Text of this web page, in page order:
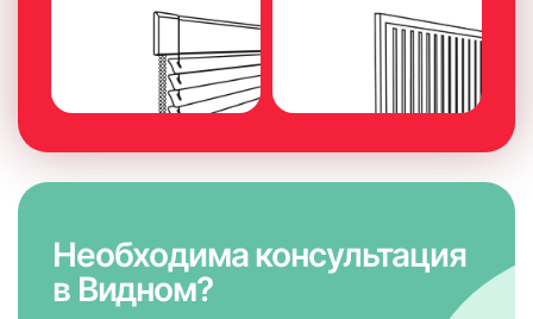
Необходима консультация
в Видном?